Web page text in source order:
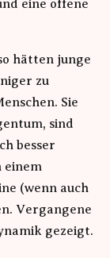
eine offene
hätten junge
zu
Sie
sind
besser
einem
(wenn auch
Vergangene
gezeigt.